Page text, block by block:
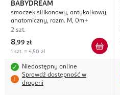
BABYDREAM
smoczek silikonowy, antykolkowy,
anatomiczny, rozm. M, 0m+
2 szt.
8,99 zł
1 szt. = 4,50 zł
Niedostępny online
Sprawdź dostępność w
drogerii